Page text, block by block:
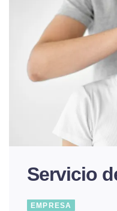
Servicio
EMPRESA